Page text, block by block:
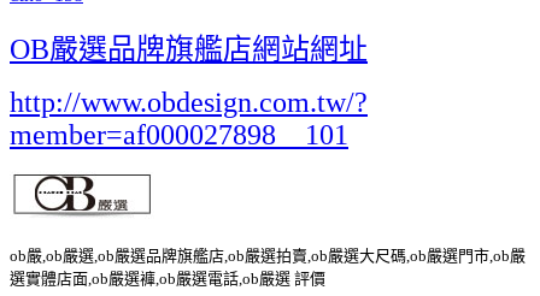
OB嚴選品牌旗艦店網站網址
http://www.obdesign.com.tw/?
member=af000027898__101
ob嚴,ob嚴選,ob嚴選品牌旗艦店,ob嚴選拍賣,ob嚴選大尺碼,ob嚴選門市,ob嚴
選實體店面,ob嚴選褲,ob嚴選電話,ob嚴選 評價